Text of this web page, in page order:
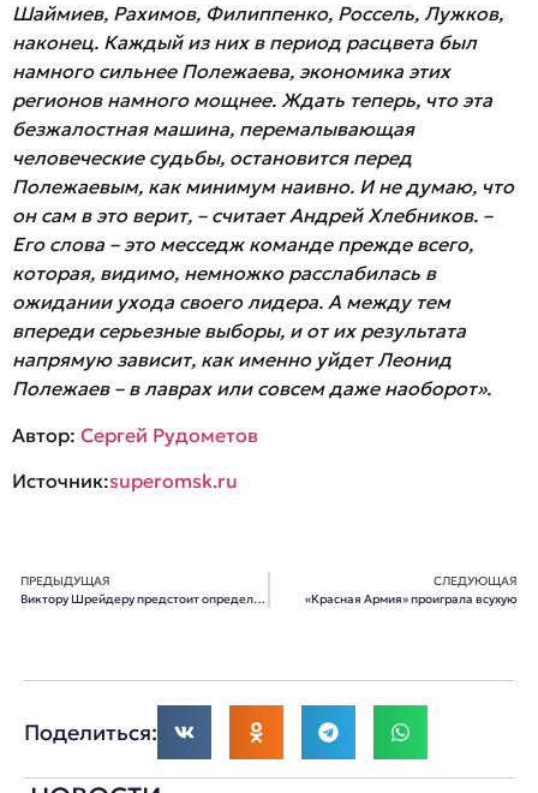
Шаймиев, Рахимов, Филиппенко, Россель, Лужков,
наконец. Каждый из них в период расцвета был
намного сильнее Полежаева, экономика этих
регионов намного мощнее. Ждать теперь, что эта
безжалостная машина, перемалывающая
человеческие судьбы, остановится перед
Полежаевым, как минимум наивно. И не думаю, что
он сам в это верит, – считает Андрей Хлебников. –
Его слова – это месседж команде прежде всего,
которая, видимо, немножко расслабилась в
ожидании ухода своего лидера. А между тем
впереди серьезные выборы, и от их результата
напрямую зависит, как именно уйдет Леонид
Полежаев – в лаврах или совсем даже наоборот».
Автор: Сергей Рудометов
Источник:superomsk.ru
ПРЕДЫДУЩАЯ
Виктору Шрейдеру предстоит определиться с позицией по кремнию
СЛЕДУЮЩАЯ
«Красная Армия» проиграла всухую
Поделиться: